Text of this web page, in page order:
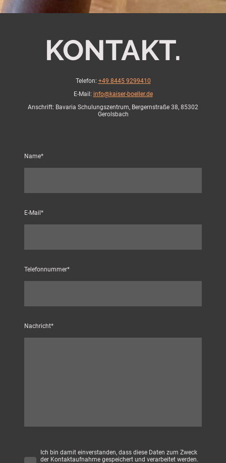
KONTAKT.
Telefon: +49 8445 9299410
E-Mail: info@kaiser-boeller.de
Anschrift: Bavaria Schulungszentrum, Bergernstraße 38, 85302
Gerolsbach
Name*
E-Mail*
Telefonnummer*
Nachricht*
Ich bin damit einverstanden, dass diese Daten zum Zweck
der Kontaktaufnahme gespeichert und verarbeitet werden.